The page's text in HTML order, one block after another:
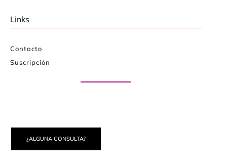
Links
Contacto
Suscripción
¿ALGUNA CONSULTA?